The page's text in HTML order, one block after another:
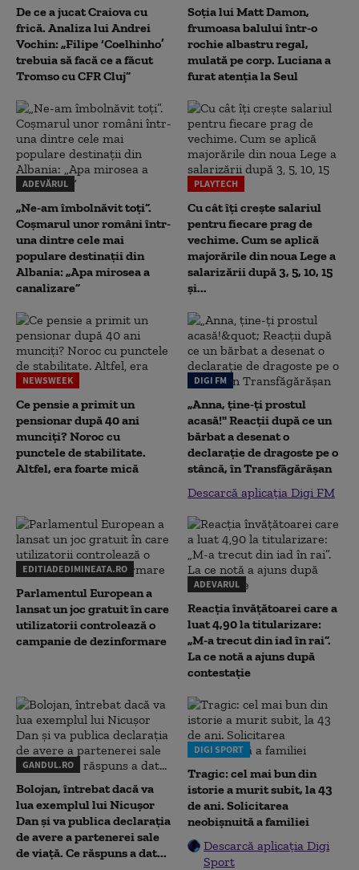
De ce a jucat Craiova cu
frică. Analiza lui Andrei
Vochin: „Filipe ‘Coelhinho’
trebuia să facă ce a făcut
Tromso cu CFR Cluj”
Soția lui Matt Damon,
frumoasa balului într-o
rochie albastru regal,
mulată pe corp. Luciana a
furat atenția la Seul
ADEVĂRUL
„Ne-am îmbolnăvit toți”.
Coșmarul unor români într-
una dintre cele mai
populare destinații din
Albania: „Apa mirosea a
canalizare”
PLAYTECH
Cu cât îți crește salariul
pentru fiecare prag de
vechime. Cum se aplică
majorările din noua Lege a
salarizării după 3, 5, 10, 15
și...
NEWSWEEK
Ce pensie a primit un
pensionar după 40 ani
munciți? Noroc cu
punctele de stabilitate.
Altfel, era foarte mică
DIGI FM
„Anna, ţine-ţi prostul
acasă!" Reacţii după ce un
bărbat a desenat o
declaraţie de dragoste pe o
stâncă, în Transfăgărăşan
Descarcă aplicația Digi FM
EDITIADEDIMINEATA.RO
Parlamentul European a
lansat un joc gratuit în care
utilizatorii controlează o
campanie de dezinformare
ADEVARUL
Reacția învățătoarei care a
luat 4,90 la titularizare:
„M-a trecut din iad în rai”.
La ce notă a ajuns după
contestație
GANDUL.RO
Bolojan, întrebat dacă va
lua exemplul lui Nicușor
Dan și va publica declarația
de avere a partenerei sale
de viață. Ce răspuns a dat...
DIGI SPORT
Tragic: cel mai bun din
istorie a murit subit, la 43
de ani. Solicitarea
neobișnuită a familiei
Descarcă aplicația Digi
Sport